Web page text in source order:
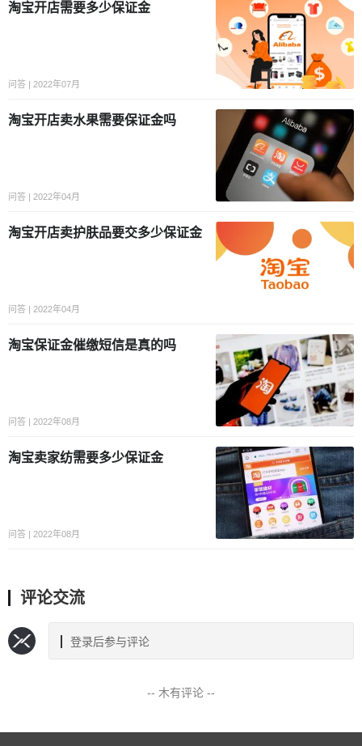
淘宝开店需要多少保证金
问答 | 2022年07月
淘宝开店卖水果需要保证金吗
问答 | 2022年04月
淘宝开店卖护肤品要交多少保证金
问答 | 2022年04月
淘宝保证金催缴短信是真的吗
问答 | 2022年08月
淘宝卖家纺需要多少保证金
问答 | 2022年08月
评论交流
登录后参与评论
-- 木有评论 --